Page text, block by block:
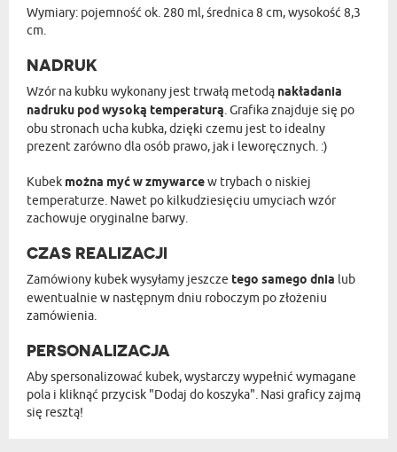
Wymiary: pojemność ok. 280 ml, średnica 8 cm, wysokość 8,3
cm.
NADRUK
Wzór na kubku wykonany jest trwałą metodą nakładania
nadruku pod wysoką temperaturą. Grafika znajduje się po
obu stronach ucha kubka, dzięki czemu jest to idealny
prezent zarówno dla osób prawo, jak i leworęcznych. :)
Kubek można myć w zmywarcew trybach o niskiej
temperaturze. Nawet po kilkudziesięciu umyciach wzór
zachowuje oryginalne barwy.
CZAS REALIZACJI
Zamówiony kubek wysyłamy jeszcze tego samego dnia lub
ewentualnie w następnym dniu roboczym po złożeniu
zamówienia.
PERSONALIZACJA
Aby spersonalizować kubek, wystarczy wypełnić wymagane
pola i kliknąć przycisk "Dodaj do koszyka". Nasi graficy zajmą
się resztą!